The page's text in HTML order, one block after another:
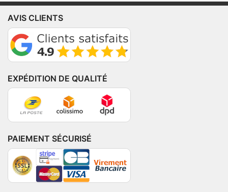
AVIS CLIENTS
EXPÉDITION DE QUALITÉ
PAIEMENT SÉCURISÉ